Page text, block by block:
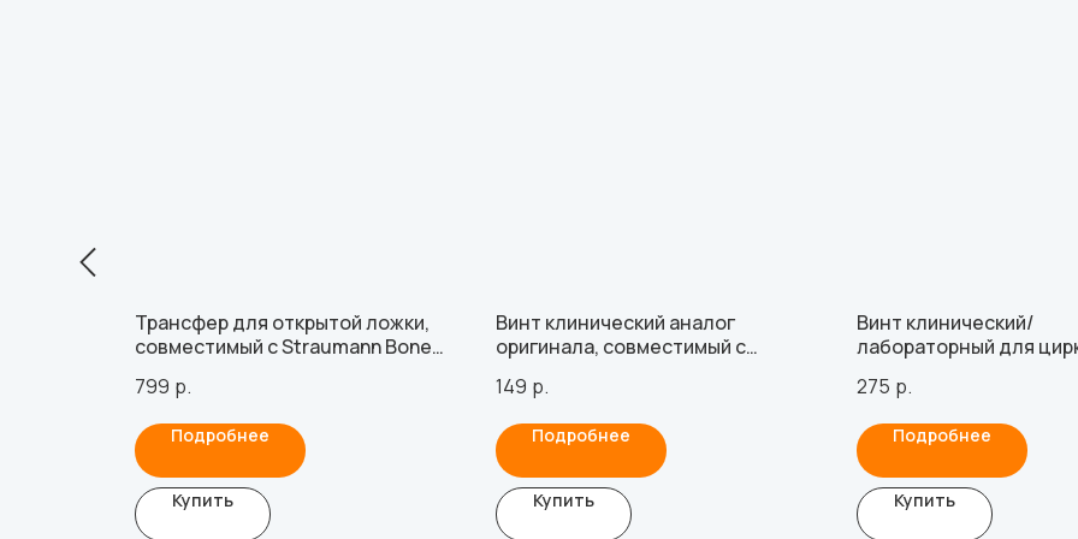
Трансфер для открытой ложки,
совместимый с Straumann Bone
799 р.
Подробнее
Купить
Винт клинический аналог
оригинала, совместимый с
149 р.
Подробнее
Купить
Винт клинический/
лабораторный для
Replace NP
275 р.
Подробнее
Купить